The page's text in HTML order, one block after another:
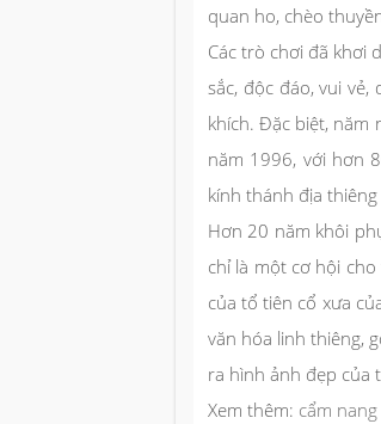
quan ho, chèo
Các trò chơi đã khơi
sắc, độc đáo, vui
khích. Đặc biệt, năm
năm 1996, với hơn
kính thánh địa
Hơn 20 năm khôi
chỉ là một cơ hội
của tổ tiên cổ xưa
văn hóa linh thiêng,
ra hình ảnh đẹp của
Xem thêm: cẩm